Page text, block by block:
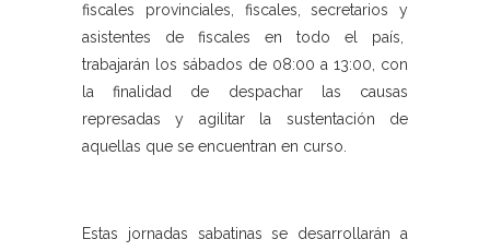
fiscales provinciales, fiscales, secretarios y
asistentes de fiscales en todo el país,
trabajarán los sábados de 08:00 a 13:00, con
la finalidad de despachar las causas
represadas y agilitar la sustentación de
aquellas que se encuentran en curso.
Estas jornadas sabatinas se desarrollarán a